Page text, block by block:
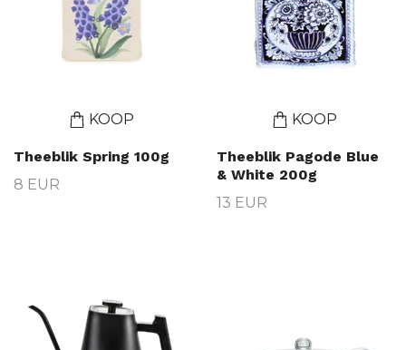
KOOP
Theeblik Spring 100g
8 EUR
KOOP
Theeblik Pagode Blue
& White 200g
13 EUR